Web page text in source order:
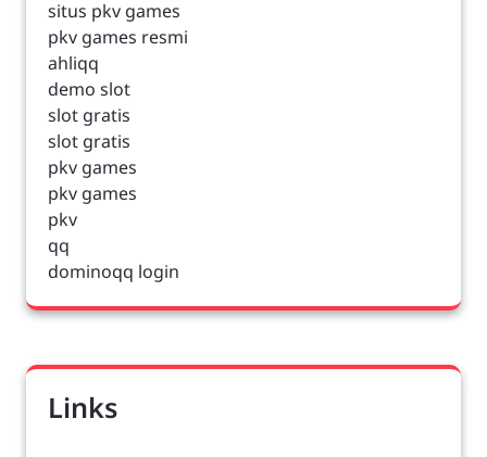
situs pkv games
pkv games resmi
ahliqq
demo slot
slot gratis
slot gratis
pkv games
pkv games
pkv
qq
dominoqq login
Links